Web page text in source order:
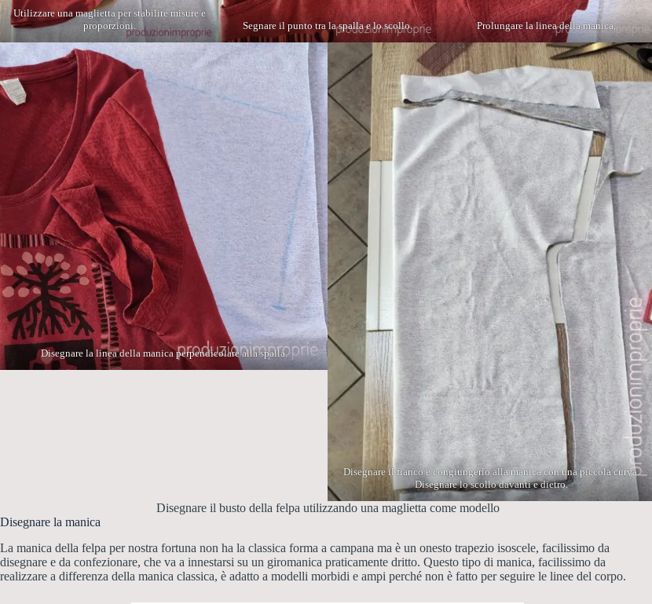
Utilizzare una maglietta per stabilire misure e
proporzioni.
Segnare il punto tra la spalla e lo scollo. Prolungare la linea della manica.
Disegnare la linea della manica perpendicolare alla spalla.
Disegnare il fianco e congiungerlo alla manica con una piccola curva.
Disegnare lo scollo davanti e dietro.
Disegnare il busto della felpa utilizzando una maglietta come modello
Disegnare la manica
La manica della felpa per nostra fortuna non ha la classica forma a campana ma è un onesto trapezio isoscele, facilissimo da
disegnare e da confezionare, che va a innestarsi su un giromanica praticamente dritto. Questo tipo di manica, facilissimo da
realizzare a differenza della manica classica, è adatto a modelli morbidi e ampi perché non è fatto per seguire le linee del corpo.